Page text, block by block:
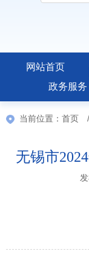
网站首页
政务服务
当前位置： 首页 /
无锡市